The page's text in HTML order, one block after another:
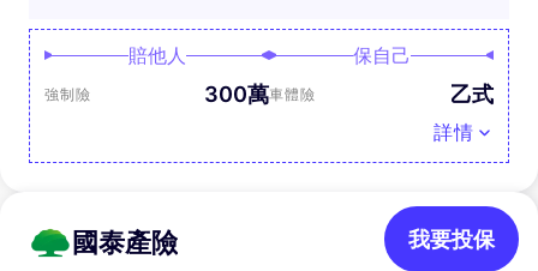
賠他人
強制險 300萬
保自己
車體險 乙式
詳情
國泰產險 我要投保